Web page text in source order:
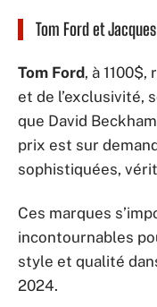
Tom Ford et
Tom Ford, à
et de l’exclusivité,
que David
prix est sur
sophistiquées,
Ces marques
incontournables
style et qualité
2024.